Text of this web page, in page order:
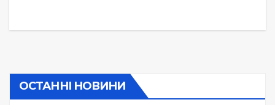
ОСТАННІ НОВИНИ